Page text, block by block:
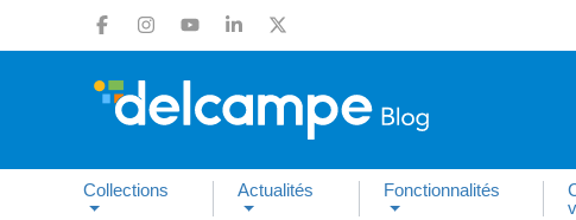
Collections Actualités Fonctionnalités